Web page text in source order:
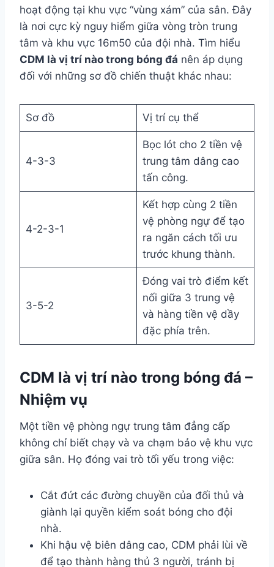
hoạt động tại khu vực “vùng xám” của sân. Đây
là nơi cực kỳ nguy hiểm giữa vòng tròn trung
tâm và khu vực 16m50 của đội nhà. Tìm hiểu
CDM là vị trí nào trong bóng đá nên áp dụng
đối với những sơ đồ chiến thuật khác nhau:
Sơ đồ Vị trí cụ thể
4-3-3
Bọc lót cho 2 tiền vệ
trung tâm dâng cao
tấn công.
4-2-3-1
Kết hợp cùng 2 tiền
vệ phòng ngự để tạo
ra ngăn cách tối ưu
trước khung thành.
3-5-2
Đóng vai trò điểm kết
nối giữa 3 trung vệ
và hàng tiền vệ dầy
đặc phía trên.
CDM là vị trí nào trong bóng đá –
Nhiệm vụ
Một tiền vệ phòng ngự trung tâm đẳng cấp
không chỉ biết chạy và va chạm bảo vệ khu vực
giữa sân. Họ đóng vai trò tối yếu trong việc:
Cắt đứt các đường chuyền của đối thủ và
giành lại quyền kiểm soát bóng cho đội
nhà.
Khi hậu vệ biên dâng cao, CDM phải lùi về
để tạo thành hàng thủ 3 người, tránh bị